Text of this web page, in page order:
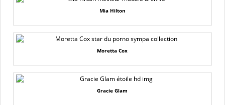
Mia Hilton
Moretta Cox
Gracie Glam